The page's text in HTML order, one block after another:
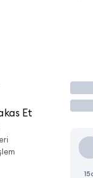
Et